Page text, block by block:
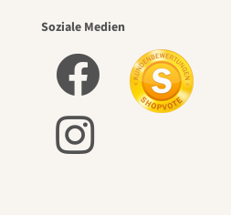
Soziale Medien